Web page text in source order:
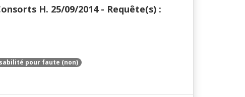
H. 25/09/2014 - Requête(s) :
pour faute (non)